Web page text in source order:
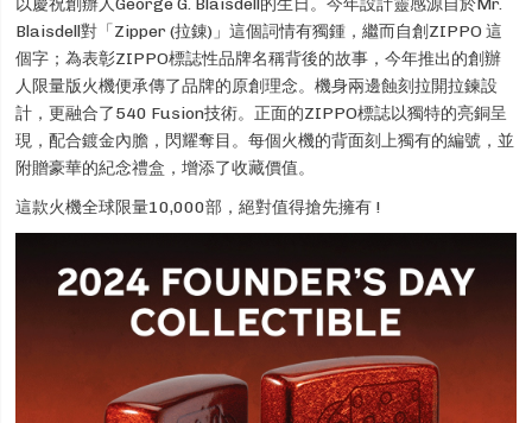
Blaisdell對「Zipper (拉錬)」這個詞情有獨鍾，繼而自創ZIPPO 這
個字；為表彰ZIPPO標誌性品牌名稱背後的故事，今年推出的創辦
人限量版火機便承傳了品牌的原創理念。機身兩邊蝕刻拉開拉鍊設
計，更融合了540 Fusion技術。正面的ZIPPO標誌以獨特的亮銅呈
現，配合鍍金內膽，閃耀奪目。每個火機的背面刻上獨有的編號，並
附贈豪華的紀念禮盒，增添了收藏價值。
這款火機全球限量10,000部，絕對值得搶先擁有 !